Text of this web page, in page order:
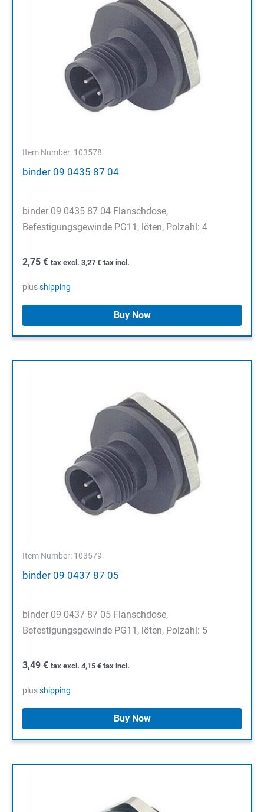
Item Number: 103578
binder 09 0435 87 04
binder 09 0435 87 04 Flanschdose,
Befestigungsgewinde PG11, löten, Polzahl: 4
2,75 € tax excl. 3,27 € tax incl.
plusshipping
Buy Now
Item Number: 103579
binder 09 0437 87 05
binder 09 0437 87 05 Flanschdose,
Befestigungsgewinde PG11, löten, Polzahl: 5
3,49 € tax excl. 4,15 € tax incl.
plusshipping
Buy Now